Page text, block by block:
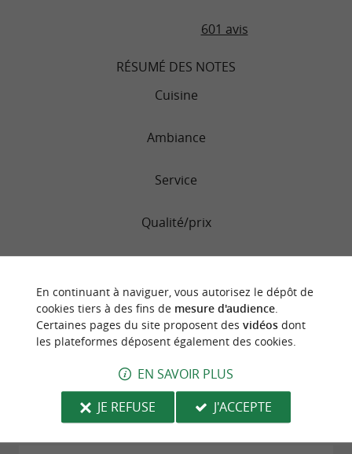
601 avis
RÉSUMÉ DES NOTES
Cuisine
Ambiance
Service
Qualité/prix
"Froid et factice"
Avis publié par Céline J le 23/07/2026
Par cette belle journée en voyant la devanture de
cette jolie boutique de gâteau basque, nous avons
décidé de nous faire plaisir ! Nous sommes donc
entrés pour découvrir quel joli gâteau pouvait...
LIRE L'AVIS COMPLET
En continuant à naviguer, vous autorisez le dépôt de
cookies tiers à des fins de mesure d'audience.
Certaines pages du site proposent des vidéosdont
les plateformes déposent également des cookies.
EN SAVOIR PLUS
JE REFUSE
J'ACCEPTE